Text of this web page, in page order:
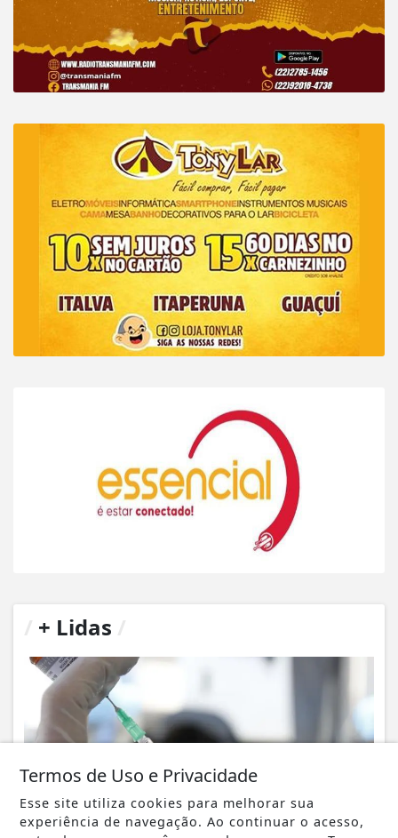
+ Lidas
Termos de Uso e Privacidade
Esse site utiliza cookies para melhorar sua
experiência de navegação. Ao continuar o acesso,